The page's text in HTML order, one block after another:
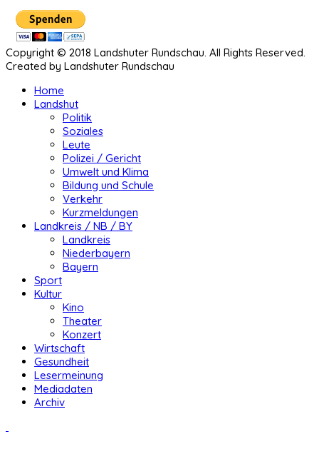
Copyright © 2018 Landshuter Rundschau. All Rights Reserved.
Created by Landshuter Rundschau
Home
Landshut
Politik
Soziales
Leute
Polizei / Gericht
Umwelt und Klima
Bildung und Schule
Verkehr
Kurzmeldungen
Landkreis / NB / BY
Landkreis
Niederbayern
Bayern
Sport
Kultur
Kino
Theater
Konzert
Wirtschaft
Gesundheit
Lesermeinung
Mediadaten
Archiv